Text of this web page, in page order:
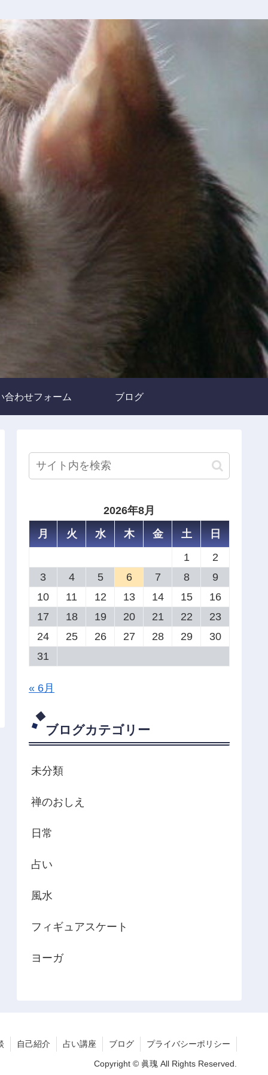
合わせフォーム ブログ
2026年8月
月
火 水 木 金 土
日
1
2
3
4 5 6 7 8
9
10
11 12 13 14 15
16
17
18 19 20 21 22
23
24
25 26 27 28 29
30
31
« 6月
ブログカテゴリー
未分類
禅のおしえ
日常
占い
風水
フィギュアスケート
ヨーガ
自己紹介 占い講座 ブログ プライバシーポリシー
Copyright © 眞瑰 All Rights Reserved.